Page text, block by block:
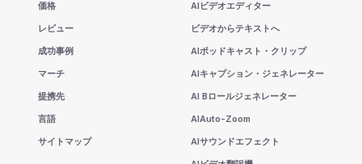
価格
レビュー
成功事例
マーチ
提携先
言語
サイトマップ
AIビデオエディター
ビデオからテキストへ
AIポッドキャスト・クリップ
AIキャプション・ジェネレーター
AI Bロールジェネレーター
AIAuto-Zoom
AIサウンドエフェクト